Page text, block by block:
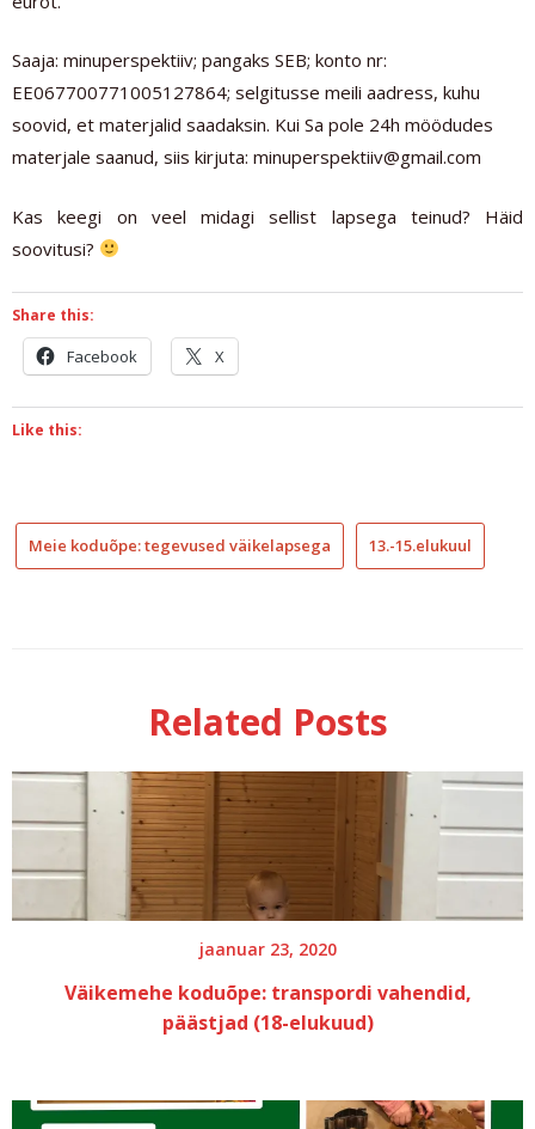
Saaja: minuperspektiiv; pangaks SEB; konto nr:
EE067700771005127864; selgitusse meili aadress, kuhu
soovid, et materjalid saadaksin. Kui Sa pole 24h möödudes
materjale saanud, siis kirjuta: minuperspektiiv@gmail.com
Kas keegi on veel midagi sellist lapsega teinud? Häid
soovitusi?
Share this:
Facebook X
Like this:
Meie koduõpe: tegevused väikelapsega 13.-15.elukuul
Related Posts
jaanuar 23, 2020
Väikemehe koduõpe: transpordi vahendid,
päästjad (18-elukuud)